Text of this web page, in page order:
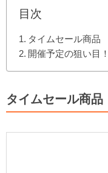
目次
タイムセール商品
開催予定の狙い目
タイムセール商品